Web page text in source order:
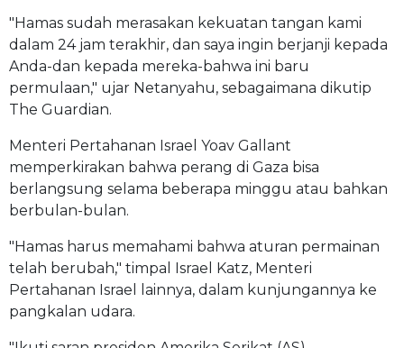
"Hamas sudah merasakan kekuatan tangan kami
dalam 24 jam terakhir, dan saya ingin berjanji kepada
Anda-dan kepada mereka-bahwa ini baru
permulaan," ujar Netanyahu, sebagaimana dikutip
The Guardian.
Menteri Pertahanan Israel Yoav Gallant
memperkirakan bahwa perang di Gaza bisa
berlangsung selama beberapa minggu atau bahkan
berbulan-bulan.
"Hamas harus memahami bahwa aturan permainan
telah berubah," timpal Israel Katz, Menteri
Pertahanan Israel lainnya, dalam kunjungannya ke
pangkalan udara.